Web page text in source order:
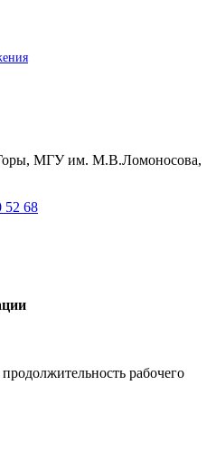
МГУ им. М.В.Ломоносова,
52 68
рабочего